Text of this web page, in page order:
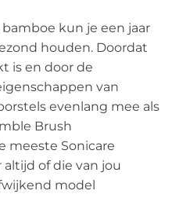
kun je een jaar
houden. Doordat
is en door de
van
evenlang mee als
Brush
meeste Sonicare
of die van jou
model